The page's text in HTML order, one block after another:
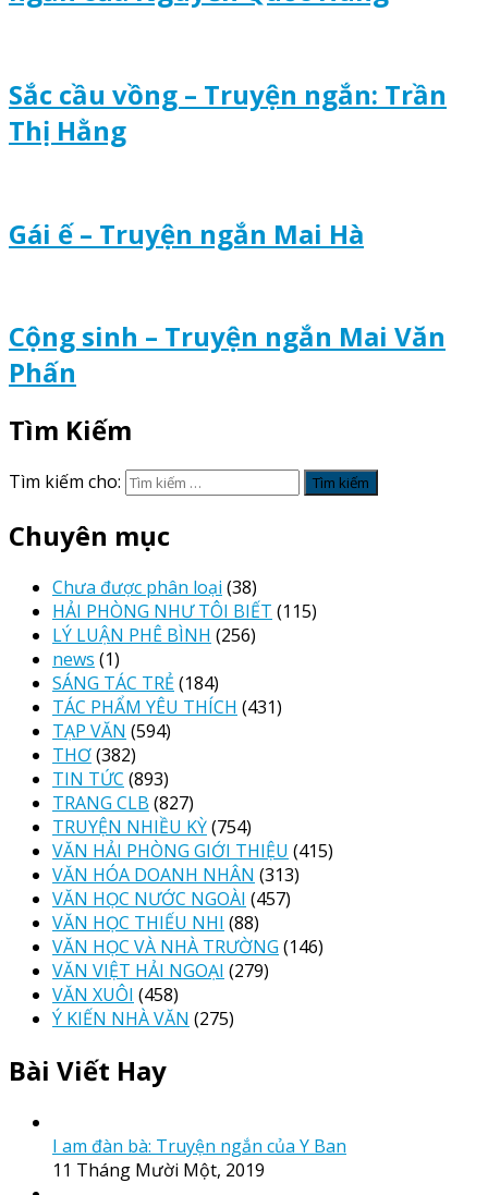
Sắc cầu vồng – Truyện ngắn: Trần
Thị Hằng
Gái ế – Truyện ngắn Mai Hà
Cộng sinh – Truyện ngắn Mai Văn
Phấn
Tìm Kiếm
Tìm kiếm cho:
Chuyên mục
Chưa được phân loại (38)
HẢI PHÒNG NHƯ TÔI BIẾT (115)
LÝ LUẬN PHÊ BÌNH (256)
news (1)
SÁNG TÁC TRẺ (184)
TÁC PHẨM YÊU THÍCH (431)
TẠP VĂN (594)
THƠ(382)
TIN TỨC (893)
TRANG CLB (827)
TRUYỆN NHIỀU KỲ(754)
VĂN HẢI PHÒNG GIỚI THIỆU (415)
VĂN HÓA DOANH NHÂN (313)
VĂN HỌC NƯỚC NGOÀI (457)
VĂN HỌC THIẾU NHI (88)
VĂN HỌC VÀ NHÀ TRƯỜNG (146)
VĂN VIỆT HẢI NGOẠI (279)
VĂN XUÔI (458)
Ý KIẾN NHÀ VĂN (275)
Bài Viết Hay
I am đàn bà: Truyện ngắn của Y Ban
11 Tháng Mười Một, 2019